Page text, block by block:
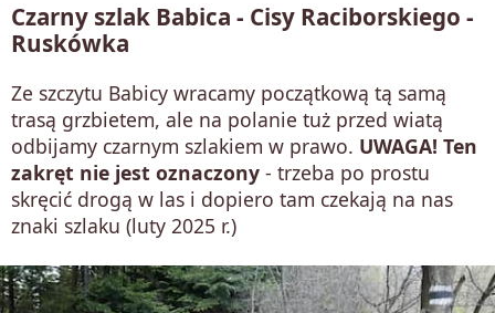
Czarny szlak Babica - Cisy Raciborskiego -
Ruskówka
Ze szczytu Babicy wracamy początkową tą samą
trasą grzbietem, ale na polanie tuż przed wiatą
odbijamy czarnym szlakiem w prawo. UWAGA! Ten
zakręt nie jest oznaczony - trzeba po prostu
skręcić drogą w las i dopiero tam czekają na nas
znaki szlaku (luty 2025 r.)